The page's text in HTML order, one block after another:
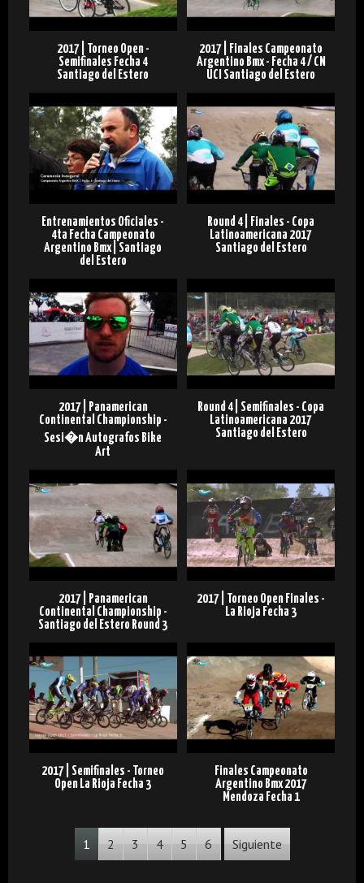
2017 | Torneo Open -
Semifinales Fecha 4
Santiago del Estero
2017 | Finales Campeonato
Argentino Bmx - Fecha 4 / CN
UCI Santiago del Estero
Entrenamientos Oficiales -
4ta Fecha Campeonato
Argentino Bmx | Santiago
del Estero
Round 4 | Finales - Copa
Latinoamericana 2017
Santiago del Estero
2017 | Panamerican
Continental Championship -
Sesi�n Autografos Bike
Art
Round 4 | Semifinales - Copa
Latinoamericana 2017
Santiago del Estero
2017 | Panamerican
Continental Championship -
Santiago del Estero Round 3
2017 | Torneo Open Finales -
La Rioja Fecha 3
2017 | Semifinales - Torneo
Open La Rioja Fecha 3
Finales Campeonato
Argentino Bmx 2017
Mendoza Fecha 1
1 2 3 4 5 6 Siguiente